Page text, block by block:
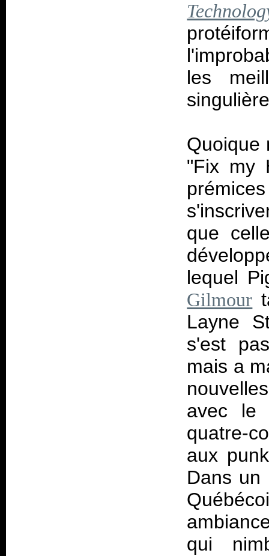
les
Quoique
"Fix my
que
lequel
Gilmour
Layne
s'est
mais a
avec
quatre-
aux
Dans un
qui